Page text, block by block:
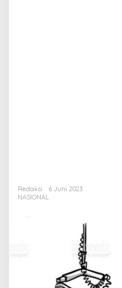
Redaksi
6 Juni 2023
NASIONAL